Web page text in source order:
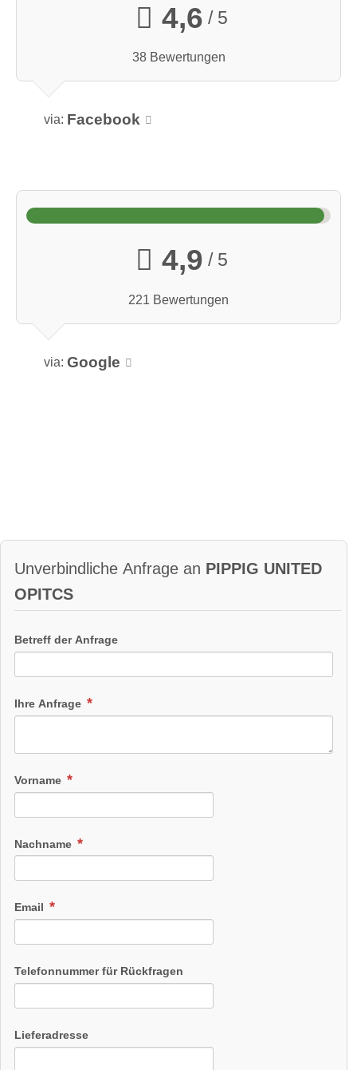
4,6 / 5
38 Bewertungen
via: Facebook
4,9 / 5
221 Bewertungen
via: Google
Unverbindliche Anfrage an PIPPIG UNITED
OPITCS
Betreff der Anfrage
Ihre Anfrage
Vorname
Nachname
Email
Telefonnummer für Rückfragen
Lieferadresse